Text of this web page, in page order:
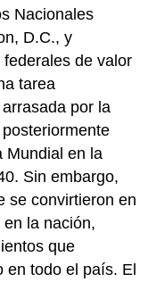
Nacionales
D.C., y
de valor
tarea
por la
Mundial en la
Sin embargo,
se convirtieron en
la nación,
que
en todo el país. El